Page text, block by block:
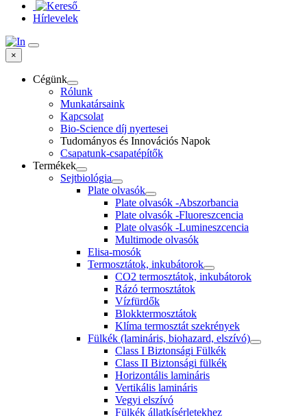
Hírlevelek
×
Cégünk
Rólunk
Munkatársaink
Kapcsolat
Bio-Science díj nyertesei
Tudományos és Innovációs Napok
Csapatunk-csapatépítők
Termékek
Sejtbiológia
Plate olvasók
Plate olvasók -Abszorbancia
Plate olvasók -Fluoreszcencia
Plate olvasók -Lumineszcencia
Multimode olvasók
Elisa-mosók
Termosztátok, inkubátorok
CO2 termosztátok, inkubátorok
Rázó termosztátok
Vízfürdők
Blokktermosztátok
Klíma termosztát szekrények
Fülkék (lamináris, biohazard, elszívó)
Class I Biztonsági Fülkék
Class II Biztonsági fülkék
Horizontális lamináris
Vertikális lamináris
Vegyi elszívó
Fülkék állatkísérletekhez